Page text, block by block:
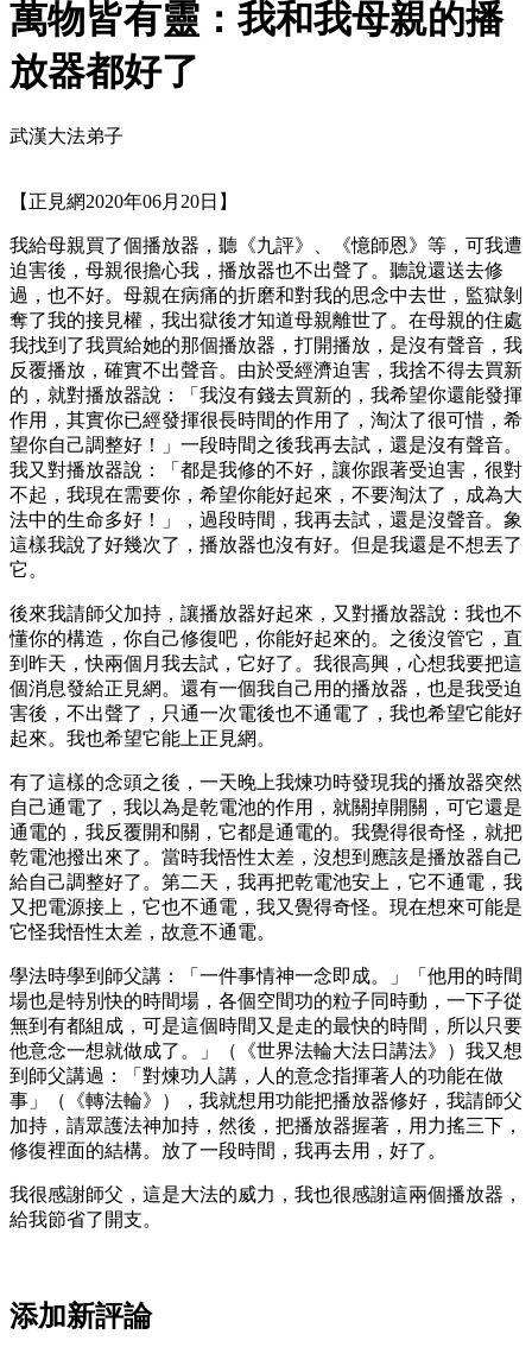
萬物皆有靈：我和我母親的播
放器都好了
武漢大法弟子
【正見網2020年06月20日】
我給母親買了個播放器，聽《九評》、《憶師恩》等，可我遭
迫害後，母親很擔心我，播放器也不出聲了。聽說還送去修
過，也不好。母親在病痛的折磨和對我的思念中去世，監獄剝
奪了我的接見權，我出獄後才知道母親離世了。在母親的住處
我找到了我買給她的那個播放器，打開播放，是沒有聲音，我
反覆播放，確實不出聲音。由於受經濟迫害，我捨不得去買新
的，就對播放器說：「我沒有錢去買新的，我希望你還能發揮
作用，其實你已經發揮很長時間的作用了，淘汰了很可惜，希
望你自己調整好！」一段時間之後我再去試，還是沒有聲音。
我又對播放器說：「都是我修的不好，讓你跟著受迫害，很對
不起，我現在需要你，希望你能好起來，不要淘汰了，成為大
法中的生命多好！」，過段時間，我再去試，還是沒聲音。象
這樣我說了好幾次了，播放器也沒有好。但是我還是不想丟了
它。
後來我請師父加持，讓播放器好起來，又對播放器說：我也不
懂你的構造，你自己修復吧，你能好起來的。之後沒管它，直
到昨天，快兩個月我去試，它好了。我很高興，心想我要把這
個消息發給正見網。還有一個我自己用的播放器，也是我受迫
害後，不出聲了，只通一次電後也不通電了，我也希望它能好
起來。我也希望它能上正見網。
有了這樣的念頭之後，一天晚上我煉功時發現我的播放器突然
自己通電了，我以為是乾電池的作用，就關掉開關，可它還是
通電的，我反覆開和關，它都是通電的。我覺得很奇怪，就把
乾電池撥出來了。當時我悟性太差，沒想到應該是播放器自己
給自己調整好了。第二天，我再把乾電池安上，它不通電，我
又把電源接上，它也不通電，我又覺得奇怪。現在想來可能是
它怪我悟性太差，故意不通電。
學法時學到師父講：「一件事情神一念即成。」「他用的時間
場也是特別快的時間場，各個空間功的粒子同時動，一下子從
無到有都組成，可是這個時間又是走的最快的時間，所以只要
他意念一想就做成了。」（《世界法輪大法日講法》）我又想
到師父講過：「對煉功人講，人的意念指揮著人的功能在做
事」（《轉法輪》），我就想用功能把播放器修好，我請師父
加持，請眾護法神加持，然後，把播放器握著，用力搖三下，
修復裡面的結構。放了一段時間，我再去用，好了。
我很感謝師父，這是大法的威力，我也很感謝這兩個播放器，
給我節省了開支。
添加新評論